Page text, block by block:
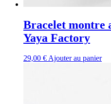
Bracelet montre
Yaya Factory
29,00 €Ajouter au panier